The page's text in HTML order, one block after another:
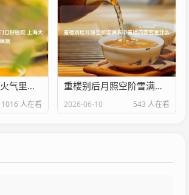
藏在上海宝山烟火气里的家门口好医院 上海大场医院是几级医院
1016 人在看
重楼别后月照空阶雪满衣中重楼的别名是什么
2026-06-10 543 人在看